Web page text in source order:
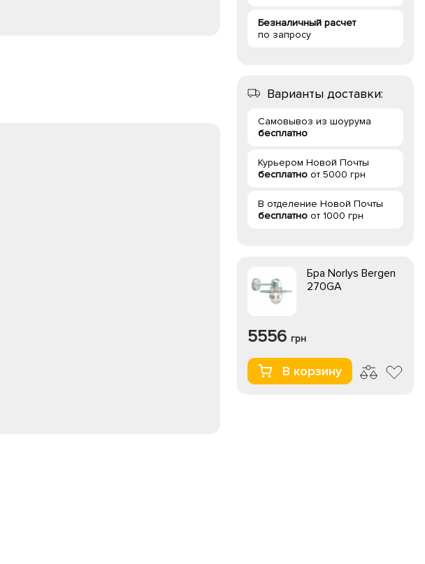
Безналичный расчет
по запросу
Варианты доставки:
Самовывоз из шоурума
бесплатно
Курьером Новой Почты
бесплатно от 5000 грн
В отделение Новой Почты
бесплатно от 1000 грн
Бра Norlys Bergen
270GA
5556 грн
В корзину